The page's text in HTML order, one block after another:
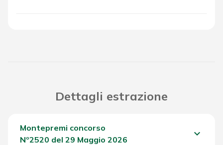
Dettagli estrazione
Montepremi concorso
Nº2520 del 29 Maggio 2026
keyboard_arrow_down